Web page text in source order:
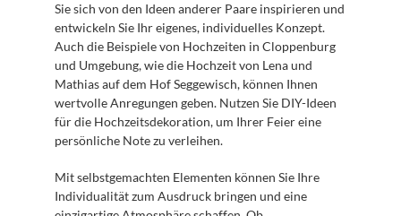
Sie sich von den Ideen anderer Paare inspirieren und
entwickeln Sie Ihr eigenes, individuelles Konzept.
Auch die Beispiele von Hochzeiten in Cloppenburg
und Umgebung, wie die Hochzeit von Lena und
Mathias auf dem Hof Seggewisch, können Ihnen
wertvolle Anregungen geben. Nutzen Sie DIY-Ideen
für die Hochzeitsdekoration, um Ihrer Feier eine
persönliche Note zu verleihen.
Mit selbstgemachten Elementen können Sie Ihre
Individualität zum Ausdruck bringen und eine